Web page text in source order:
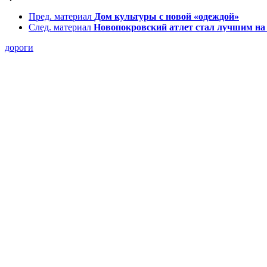
Пред. материал Дом культуры с новой «одеждой»
След. материал Новопокровский атлет стал лучшим
дороги